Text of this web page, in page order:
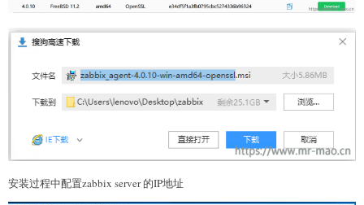
安装过程中配置zabbix server 的IP地址